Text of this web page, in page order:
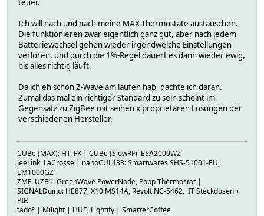
teuer.
Ich will nach und nach meine MAX-Thermostate austauschen.
Die funktionieren zwar eigentlich ganz gut, aber nach jedem
Batteriewechsel gehen wieder irgendwelche Einstellungen
verloren, und durch die 1%-Regel dauert es dann wieder ewig,
bis alles richtig läuft.
Da ich eh schon Z-Wave am laufen hab, dachte ich daran.
Zumal das mal ein richtiger Standard zu sein scheint im
Gegensatz zu ZigBee mit seinen x proprietären Lösungen der
verschiedenen Hersteller.
CUBe (MAX): HT, FK | CUBe (SlowRF): ESA2000WZ
JeeLink: LaCrosse | nanoCUL433: Smartwares SHS-51001-EU,
EM1000GZ
ZME_UZB1: GreenWave PowerNode, Popp Thermostat |
SIGNALDuino: HE877, X10 MS14A, Revolt NC-5462, IT Steckdosen +
PIR
tado° | Milight | HUE, Lightify | SmarterCoffee